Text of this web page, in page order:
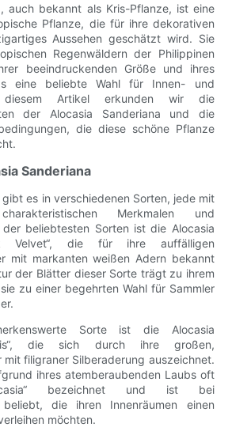
auch bekannt als Kris-Pflanze, ist eine
Pflanze, die für ihre dekorativen
Aussehen geschätzt wird. Sie
Regenwäldern der Philippinen
beeindruckenden Größe und ihres
eine beliebte Wahl für Innen- und
diesem Artikel erkunden wir die
der Alocasia Sanderiana und die
die diese schöne Pflanze
Sanderiana
gibt es in verschiedenen Sorten, jede mit
Merkmalen und
der beliebtesten Sorten ist die Alocasia
Velvet“, die für ihre auffälligen
mit markanten weißen Adern bekannt
der Blätter dieser Sorte trägt zu ihrem
zu einer begehrten Wahl für Sammler
Sorte ist die Alocasia
die sich durch ihre großen,
filigraner Silberaderung auszeichnet.
ihres atemberaubenden Laubs oft
bezeichnet und ist bei
beliebt, die ihren Innenräumen einen
möchten.